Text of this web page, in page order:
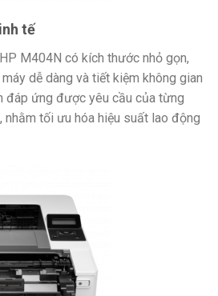
tế
M404N có kích thước nhỏ gọn,
dễ dàng và tiết kiệm không gian
đáp ứng được yêu cầu của từng
nhằm tối ưu hóa hiệu suất lao động